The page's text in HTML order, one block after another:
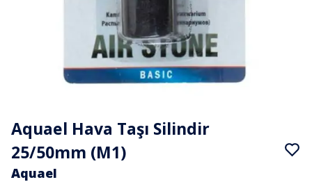
Aquael Hava Taşı Silindir
25/50mm (M1)
Aquael